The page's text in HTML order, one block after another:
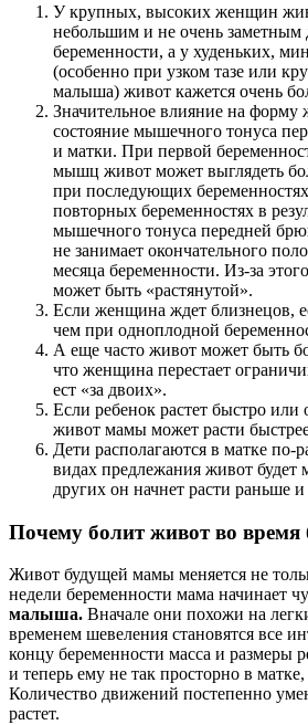
У крупных, высоких женщин
небольшим и не очень заметным
беременности, а у худеньких,
(особенно при узком тазе или
малыша) живот кажется очень
Значительное влияние на форму
состояние мышечного тонуса
и матки. При первой
мышц живот может выглядеть
при последующих
повторных беременностях в
мышечного тонуса передней
не занимает окончательного
месяца беременности. Из-за
может быть «растянутой».
Если женщина ждет близнецов,
чем при одноплодной
А еще часто живот может быть
что женщина перестает
ест «за двоих».
Если ребенок растет быстро
живот мамы может расти
Дети располагаются в матке по-
видах предлежания живот будет
других он начнет расти раньше и
Почему болит живот во время
Живот будущей мамы меняется не
недели беременности мама начинает
малыша. Вначале они похожи на
временем шевеления становятся все
концу беременности масса и размеры
и теперь ему не так просторно в
Количество движений постепенно
растет.